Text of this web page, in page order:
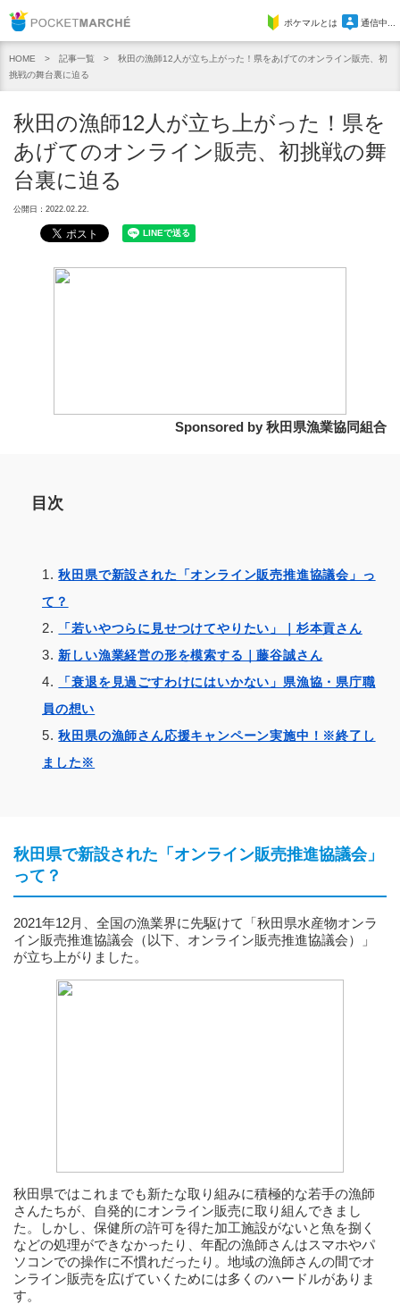
Pocket Marcheポケマルとは 通信中...
HOME 記事一覧
秋田の漁師12人が立ち上がった！県をあげてのオンライン販売、初
挑戦の舞台裏に迫る
秋田の漁師12人が立ち上がった！県を
あげてのオンライン販売、初挑戦の舞
台裏に迫る
公開日：2022.02.22.
Sponsored by 秋田県漁業協同組合
目次
秋田県で新設された「オンライン販売推進協議会」っ
て？
「若いやつらに見せつけてやりたい」｜杉本貢さん
新しい漁業経営の形を模索する｜藤谷誠さん
「衰退を見過ごすわけにはいかない」県漁協・県庁職
員の想い
秋田県の漁師さん応援キャンペーン実施中！※終了し
ました※
秋田県で新設された「オンライン販売推進協議会」
って？
2021年12月、全国の漁業界に先駆けて「秋田県水産物オンラ
イン販売推進協議会（以下、オンライン販売推進協議会）」
が立ち上がりました。
秋田県ではこれまでも新たな取り組みに積極的な若手の漁師
さんたちが、自発的にオンライン販売に取り組んできまし
た。しかし、保健所の許可を得た加工施設がないと魚を捌く
などの処理ができなかったり、年配の漁師さんはスマホやパ
ソコンでの操作に不慣れだったり。地域の漁師さんの間でオ
ンライン販売を広げていくためには多くのハードルがありま
す。